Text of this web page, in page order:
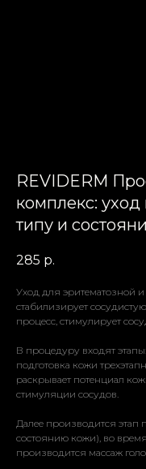
REVIDERM
комплекс:
типу и
285 р.
Уход для эритематозной
стабилизирует
процесс, стимулирует
В процедуру входят
подготовка кожи
раскрывает потенциал
стимуляции сосудов.
Далее производится
состоянию кожи), во
производится массаж